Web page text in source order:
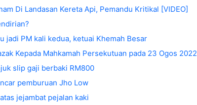
Di Landasan Kereta Api, Pemandu Kritikal [VIDEO]
jadi PM kali kedua, ketuai Khemah Besar
Kepada Mahkamah Persekutuan pada 23 Ogos 2022
slip gaji berbaki RM800
pemburuan Jho Low
jejambat pejalan kaki